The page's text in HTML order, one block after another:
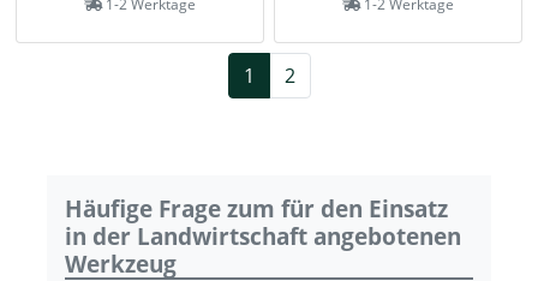
1-2 Werktage 1-2 Werktage
1 2
Häufige Frage zum für den Einsatz
in der Landwirtschaft angebotenen
Werkzeug